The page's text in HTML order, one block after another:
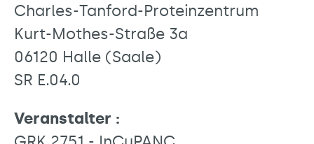
Charles-Tanford-Proteinzentrum
Kurt-Mothes-Straße 3a
06120 Halle (Saale)
SR E.04.0
Veranstalter :